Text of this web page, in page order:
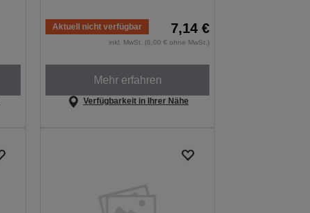
Aktuell nicht verfügbar 7,14 €
inkl. MwSt. (6,00 € ohne MwSt.)
Mehr erfahren
Verfügbarkeit in Ihrer Nähe